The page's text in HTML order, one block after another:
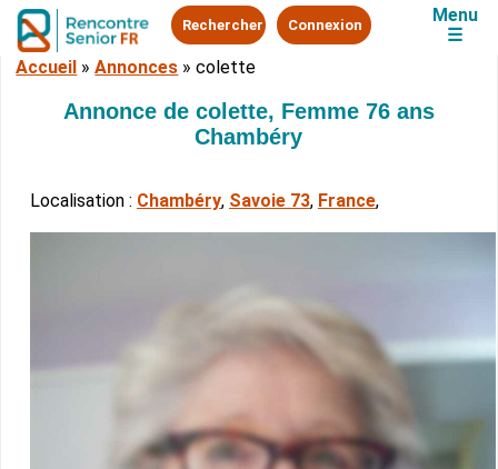
Rechercher Connexion
Menu
☰
Accueil »Annonces »colette
Annonce de colette, Femme 76 ans
Chambéry
Localisation : Chambéry, Savoie 73, France,